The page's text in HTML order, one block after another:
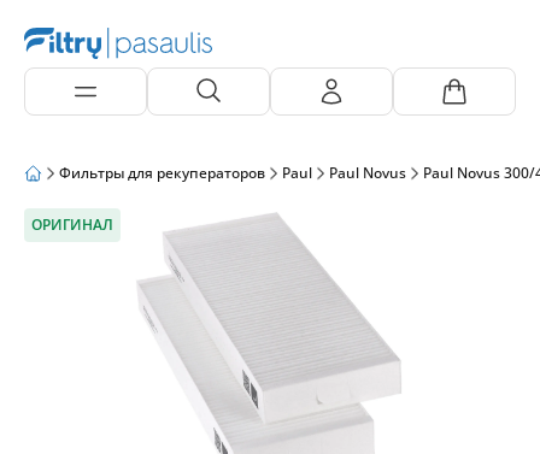
Фильтры для рекуператоров Paul Paul Novus Paul Novus 300/
ОРИГИНАЛ